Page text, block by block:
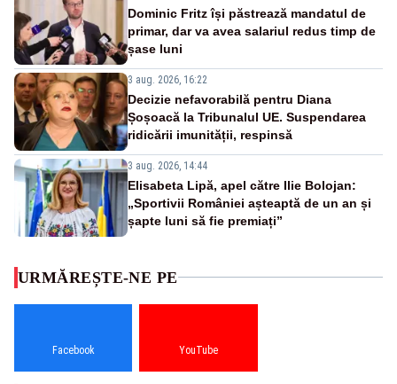
Dominic Fritz își păstrează mandatul de
primar, dar va avea salariul redus timp de
șase luni
3 aug. 2026, 16:22
Decizie nefavorabilă pentru Diana
Șoșoacă la Tribunalul UE. Suspendarea
ridicării imunității, respinsă
3 aug. 2026, 14:44
Elisabeta Lipă, apel către Ilie Bolojan:
„Sportivii României așteaptă de un an și
șapte luni să fie premiați”
URMĂREȘTE-NE PE
Facebook YouTube